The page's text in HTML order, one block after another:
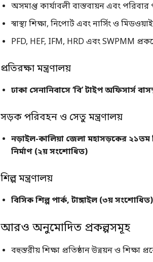
অসমাপ্ত কার্যাবলী বাস্তবায়ন এবং পরিবার
স্বাস্থ্য শিক্ষা, নিপোর্ট এবং নার্সিং ও
PFD, HEF, IFM, HRD এবং SWPMM
প্রতিরক্ষা মন্ত্রণালয়
ঢাকা সেনানিবাসে ‘বি’ টাইপ অফিসার্স
সড়ক পরিবহন ও সেতু মন্ত্রণালয়
নড়াইল-কালিয়া জেলা মহাসড়কের ২১তম
নির্মাণ (২য় সংশোধিত)
শিল্প মন্ত্রণালয়
বিসিক শিল্প পার্ক, টাঙ্গাইল (৩য় সংশোধিত)
আরও অনুমোদিত প্রকল্পসমূহ
বহুস্তরীয় শিক্ষা প্রতিষ্ঠান উন্নয়ন ও